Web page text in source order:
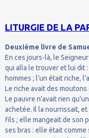
LITURGIE DE LA
Deuxième livre de
En ces jours-là, le
qui alla le trouver et lui dit
hommes ; l’un était riche,
Le riche avait des
Le pauvre n’avait rien
achetée. Il la nourrissait,
fils ; elle mangeait de son
ses bras : elle était comme